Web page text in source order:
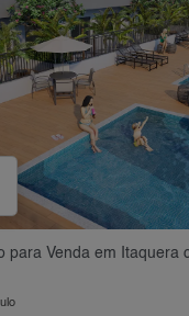
Venda em Itaquera com